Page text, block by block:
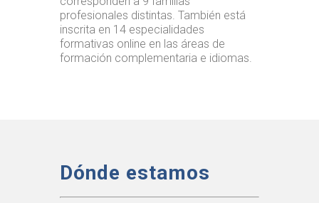
profesionales distintas. También está
inscrita en 14 especialidades
formativas online en las áreas de
formación complementaria e idiomas.
Dónde estamos